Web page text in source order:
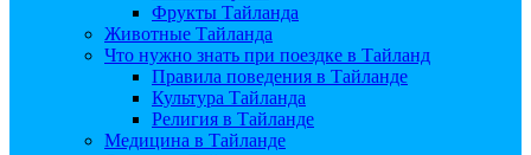
Фрукты Тайланда
Животные Тайланда
Что нужно знать при поездке в Тайланд
Правила поведения в Тайланде
Культура Тайланда
Религия в Тайланде
Медицина в Тайланде